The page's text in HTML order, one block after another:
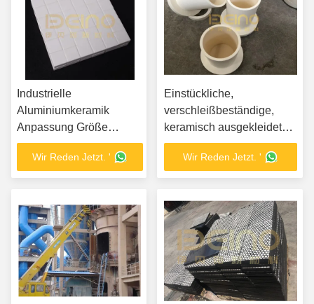
Industrielle
Aluminiumkeramik
Anpassung Größe
Keramikverschleißfliesen
Wir Reden Jetzt. '
Einstückliche,
verschleißbeständige,
keramisch ausgekleidete
Rohre aus
Kohlenstoffstahl
Wir Reden Jetzt. '